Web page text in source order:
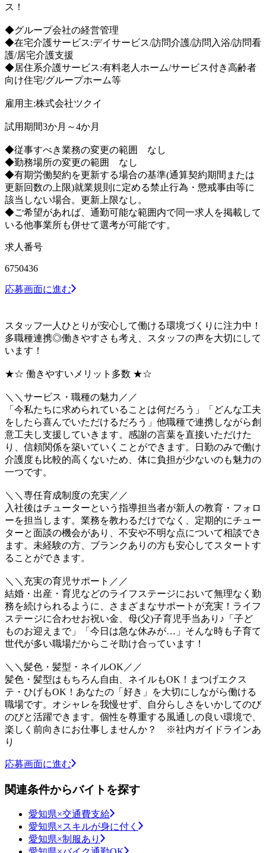
ス！
◆グループ会社の経営管理
◆在宅介護サービス:デイサービス/訪問介護/訪問入浴/訪問看
護/居宅介護支援
◆居住系介護サービス:有料老人ホーム/サービス付き高齢者
向け住宅/グループホーム等
雇用主:株式会社ツクイ
試用期間3か月～4か月
◆従事すべき業務の変更の範囲 なし
◆勤務場所の変更の範囲 なし
◆有期労働契約を更新する場合の基準(通算契約期間または
更新回数の上限)就業規則に定める禁止行為・懲戒事由等に
該当しない場合。更新上限なし。
◆ご希望があれば、通勤可能な範囲内で同一求人を掲載して
いる他事業所も併せて選考が可能です。
求人番号
6750436
応募画面に進む
スタッフ一人ひとりが安心して働ける環境づくりに注力中！
多職種連携◎働きやすさも考え、スタッフの声を大切にして
います！
★☆ 働きやすいメリット多数 ★☆
＼＼サービス・職種の魅力／／
「今私たちに求められていることは何だろう」「どんな工夫
をしたら喜んでいただけるだろう」他職種で連携しながら創
意工夫し支援していきます。感謝の言葉を直接いただけた
り、信頼関係を築いていくことができます。日勤のみで働け
介護度も比較的高くないため、体に負担が少ないのも魅力の
一つです。
＼＼専任育成制度の充実／／
入社後はチューターという指導担当者が新人の教育・フォロ
ーを担当します。業務を教わるだけでなく、定期的にチュー
ターと面談の機会があり、不安や不明な点について相談でき
ます。未経験の方、ブランクありの方も安心してスタートす
ることができます。
＼＼充実の育児サポート／／
結婚・出産・育児などのライフステージにおいて無理なく勤
務を続けられるように、さまざまなサポートが充実！ライフ
ステージに合わせお祝い金、母(父)子育児手当あり♪「子ど
ものお迎えまで」「今日は急な休みが…」そんな時も子育て
世代が多い職場だからこそ助け合っています！
＼＼髪色・髪型・ネイルOK／／
髪色・髪型はもちろん自由、ネイルもOK！まつげエクス
テ・ひげもOK！あなたの「好き」を大切にしながら働ける
職場です。オシャレを我慢せず、自分らしさをいかしてのび
のびと活躍できます。個性を尊重する風通しの良い環境で、
楽しく前向きにお仕事しませんか？ ※社内ガイドラインあ
り
応募画面に進む
関連条件からバイトを探す
愛知県×交通費支給
愛知県×スキルが身に付く
愛知県×制服あり